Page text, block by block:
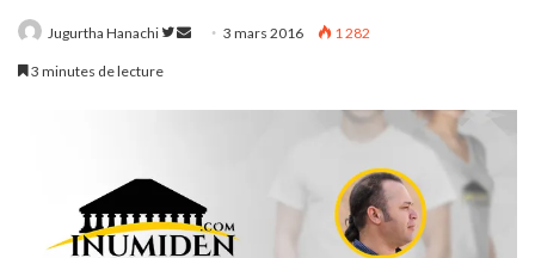
Jugurtha Hanachi
Suivre
Envoyer3 mars 2016 1 282
3 minutes de lecture